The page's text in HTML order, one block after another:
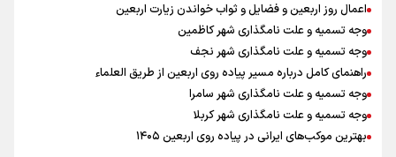
اعمال روز اربعین و فضایل و ثواب خواندن زیارت اربعین
وجه تسمیه و علت نامگذاری شهر کاظمین
وجه تسمیه و علت نامگذاری شهر نجف
راهنمای کامل درباره مسیر پیاده روی اربعین از طریق العلماء
وجه تسمیه و علت نامگذاری شهر سامرا
وجه تسمیه و علت نامگذاری شهر کربلا
بهترین موکب‌های ایرانی در پیاده روی اربعین ۱۴۰۵